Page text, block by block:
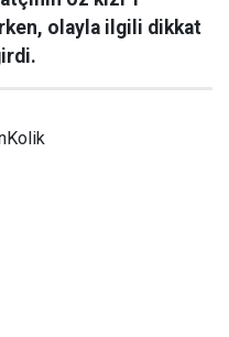
olayla ilgili dikkat